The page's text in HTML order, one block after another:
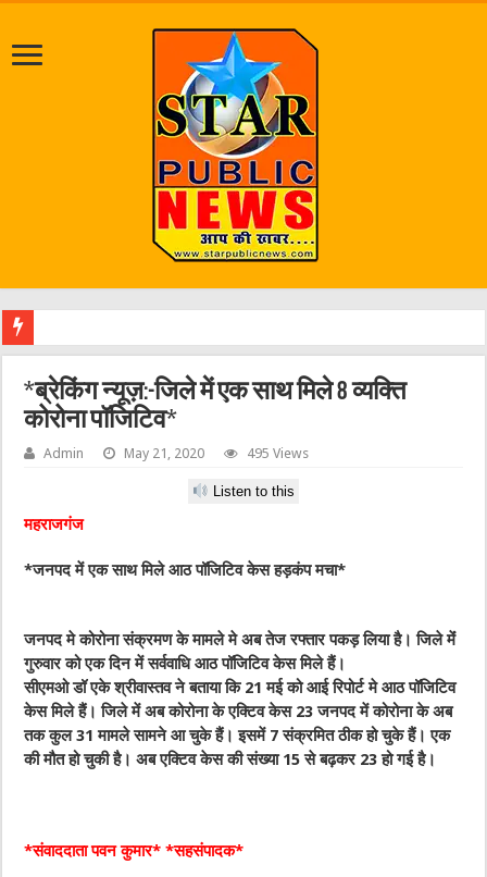
*ब्रेकिंग न्यूज़:-जिले में एक साथ मिले 8 व्यक्ति
कोरोना पॉजिटिव*
Admin May 21, 2020 495 Views
Listen to this
महराजगंज
*जनपद में एक साथ मिले आठ पॉजिटिव केस हड़कंप मचा*
जनपद मे कोरोना संक्रमण के मामले मे अब तेज रफ्तार पकड़ लिया है। जिले मेंं
गुरुवार को एक दिन में सर्ववाधि आठ पॉजिटिव केस मिले हैं।
सीएमओ डॉ एके श्रीवास्तव ने बताया कि 21 मई को आई रिपोर्ट मे आठ पॉजिटिव
केस मिले हैं। जिले में अब कोरोना के एक्टिव केस 23 जनपद में कोरोना के अब
तक कुल 31 मामले सामने आ चुके हैं। इसमें 7 संक्रमित ठीक हो चुके हैं। एक
की मौत हो चुकी है। अब एक्टिव केस की संख्या 15 से बढ़कर 23 हो गई है।
*संवाददाता पवन कुमार* *सहसंपादक*